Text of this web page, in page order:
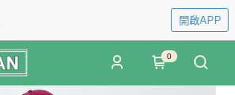
開啟APP
0